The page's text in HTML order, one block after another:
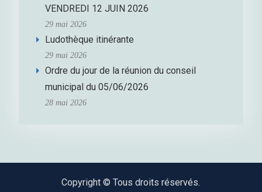
VENDREDI 12 JUIN 2026
29 mai 2026
Ludothèque itinérante
29 mai 2026
Ordre du jour de la réunion du conseil
municipal du 05/06/2026
28 mai 2026
Copyright © Tous droits réservés.